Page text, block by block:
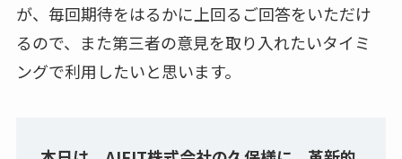
が、毎回期待をはるかに上回るご回答をいただけ
るので、また第三者の意見を取り入れたいタイミ
ングで利用したいと思います。